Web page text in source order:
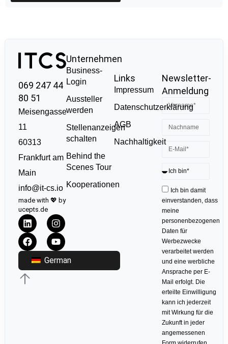
069 247 44
80 51
Meisengasse
11
60313
Frankfurt am
Main
info@it-cs.io
made with 💖 by
ucepts.de
German
Unternehmen
Business-
Login
Aussteller
werden
Stellenanzeigen
schalten
Behind the
Scenes Tour
Kooperationen
Links
Impressum
Datenschutzerklärung
AGB
Nachhaltigkeit
Newsletter-
Anmeldung
Ich bin damit
einverstanden, dass
meine
personenbezogenen
Daten für
Werbezwecke
verarbeitet werden
und eine werbliche
Ansprache per E-
Mail erfolgt. Die
erteilte Einwilligung
kann ich jederzeit
mit Wirkung für die
Zukunft in jeder
angemessenen